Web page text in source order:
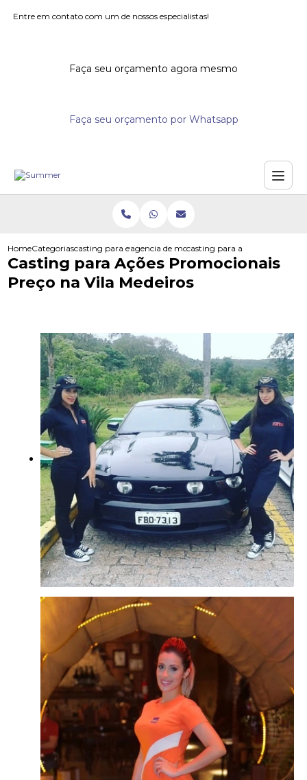
Entre em contato com um de nossos especialistas!
Faça seu orçamento agora mesmo
Faça seu orçamento por Whatsapp
HomeCategoriascasting para eventosagencia de modelos para eventos
casting para acoes
Casting para Ações Promocionais
Preço na Vila Medeiros